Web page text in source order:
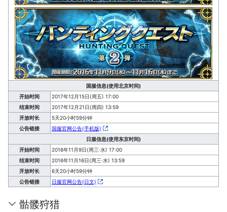
国服信息(使用北京时间)
开始时间
2017年12月15日(周五) 17:00
结束时间
2017年12月21日(周四) 13:59
开放时长
5天20小时59分钟
公告链接
国服官网公告(手机版)
日服信息(使用东京时间)
开始时间
2016年11月9日(周三·水) 17:00
结束时间
2016年11月16日(周三·水) 13:59
开放时长
6天20小时59分钟
公告链接
日服官网公告(日文)
骷髅狩猎